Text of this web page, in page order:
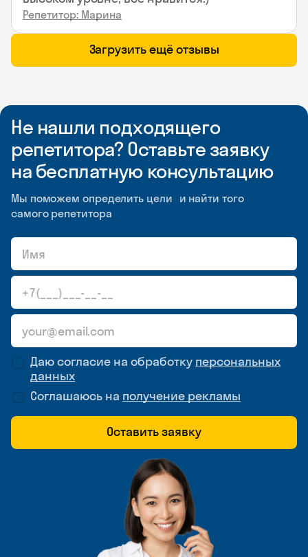
Репетитор: Марина
Загрузить ещё отзывы
Не нашли подходящего
репетитора? Оставьте заявку
на бесплатную консультацию
Мы поможем определить цели и найти того
самого репетитора
Даю согласие на обработку персональных
данных
Соглашаюсь на получение рекламы
Оставить заявку